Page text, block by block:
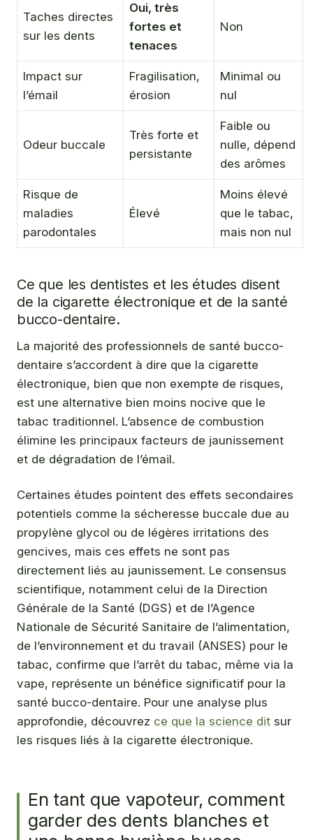
Taches directes
sur les dents
Oui, très
fortes et
tenaces
Non
Impact sur
l’émail
Fragilisation,
érosion
Minimal ou
nul
Odeur buccale
Très forte et
persistante
Faible ou
nulle, dépend
des arômes
Risque de
maladies
parodontales
Élevé
Moins élevé
que le tabac,
mais non nul
Ce que les dentistes et les études disent
de la cigarette électronique et de la santé
bucco-dentaire.
La majorité des professionnels de santé bucco-
dentaire s’accordent à dire que la cigarette
électronique, bien que non exempte de risques,
est une alternative bien moins nocive que le
tabac traditionnel. L’absence de combustion
élimine les principaux facteurs de jaunissement
et de dégradation de l’émail.
Certaines études pointent des effets secondaires
potentiels comme la sécheresse buccale due au
propylène glycol ou de légères irritations des
gencives, mais ces effets ne sont pas
directement liés au jaunissement. Le consensus
scientifique, notamment celui de la Direction
Générale de la Santé (DGS) et de l’Agence
Nationale de Sécurité Sanitaire de l’alimentation,
de l’environnement et du travail (ANSES) pour le
tabac, confirme que l’arrêt du tabac, même via la
vape, représente un bénéfice significatif pour la
santé bucco-dentaire. Pour une analyse plus
approfondie, découvrez ce que la science dit sur
les risques liés à la cigarette électronique.
En tant que vapoteur, comment
garder des dents blanches et